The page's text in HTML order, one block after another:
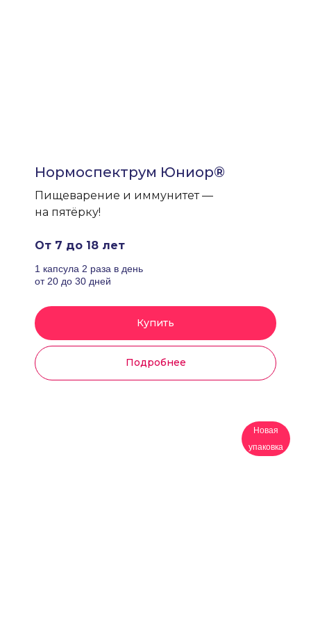
Нормоспектрум Юниор®
Пищеварение и иммунитет —
на пятёрку!
От 7 до 18 лет
1 капсула 2 раза в день
от 20 до 30 дней
Купить
Подробнее
Новая
упаковка